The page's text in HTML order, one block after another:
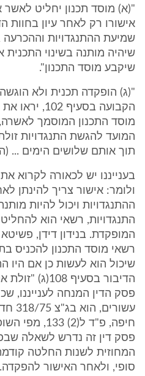
"(א) מוסד תכנון יחליט לאשר
אישורו רק לאחר עיון בחוות
שמיעת ההתנגדויות וההכרעה
שיהיה מותנה בשינוי התכנית
שיקבע מוסד התכנון".
"(ג) הופקדה תכנית ולא
הקבועה
מוסד התכנון המוסמך
המועד להגשת התנגדויות
תוך אותם שלושים הימים ...
בענייננו יש לכאורה לקרוא
ולומר: אישור צריך להינתן
ההתנגדויות ויכול להיות
התנגדויות, רשאי הוא
המופקדת. בנידון דידן,
רשאי מוסד התכנון להכניס
שיכול הוא לעשות כן אם היו
הדיבור בסעיף
פסק הדין המנחה לענייננו,
חיפה, פ"ד ל(2)
פסק דין זה נדרש לשאלה
המחוזית לשנות החלטה
סופי, ולאחר האישור